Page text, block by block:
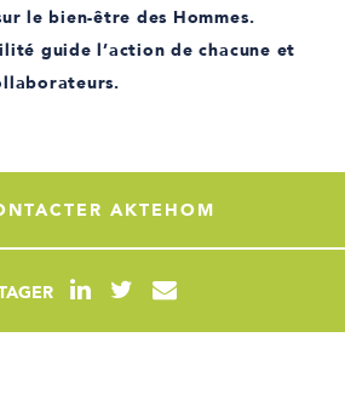
le bien-être des Hommes.
guide l’action de chacune et
AKTEHOM